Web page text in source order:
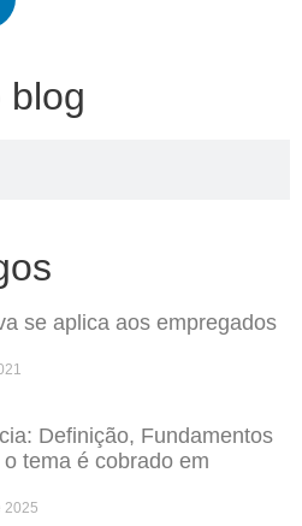
blog
se aplica aos empregados
Definição, Fundamentos
tema é cobrado em
2025